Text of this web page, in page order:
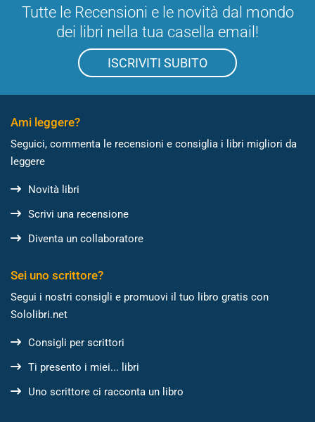
Tutte le Recensioni e le novità dal mondo
dei libri nella tua casella email!
ISCRIVITI SUBITO
Ami leggere?
Seguici, commenta le recensioni e consiglia i libri migliori da
leggere
Novità libri
Scrivi una recensione
Diventa un collaboratore
Sei uno scrittore?
Segui i nostri consigli e promuovi il tuo libro gratis con
Sololibri.net
Consigli per scrittori
Ti presento i miei... libri
Uno scrittore ci racconta un libro